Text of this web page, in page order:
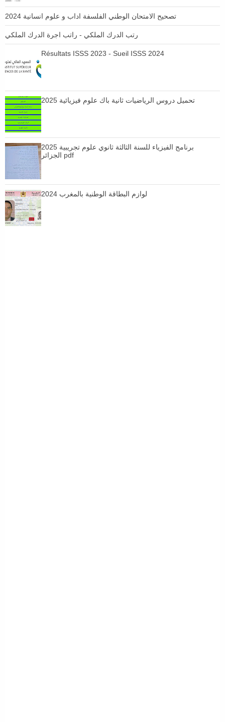
تصحيح الامتحان الوطني الفلسفة اداب و علوم انسانية 2024
رتب الدرك الملكي - راتب اجرة الدرك الملكي
Résultats ISSS 2023 - Sueil ISSS 2024
تحميل دروس الرياضيات ثانية باك علوم فيزيائية 2025
برنامج الفيزياء للسنة الثالثة ثانوي علوم تجريبية 2025
الجزائر pdf
لوازم البطاقة الوطنية بالمغرب 2024